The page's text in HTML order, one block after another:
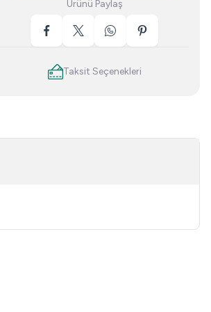
Ürünü Paylaş
Taksit Seçenekleri